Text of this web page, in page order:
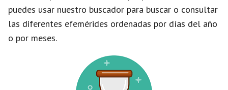
puedes usar nuestro buscador para buscar o consultar
las diferentes efemérides ordenadas por días del año
o por meses.